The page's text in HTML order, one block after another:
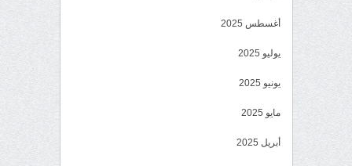
أغسطس 2025
يوليو 2025
يونيو 2025
مايو 2025
أبريل 2025